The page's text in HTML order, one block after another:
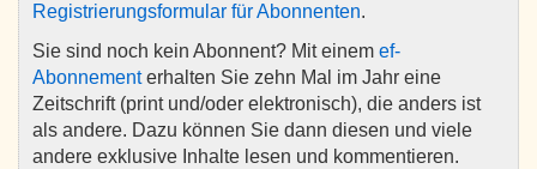
Registrierungsformular für Abonnenten.
Sie sind noch kein Abonnent? Mit einem ef-
Abonnementerhalten Sie zehn Mal im Jahr eine
Zeitschrift (print und/oder elektronisch), die anders ist
als andere. Dazu können Sie dann diesen und viele
andere exklusive Inhalte lesen und kommentieren.